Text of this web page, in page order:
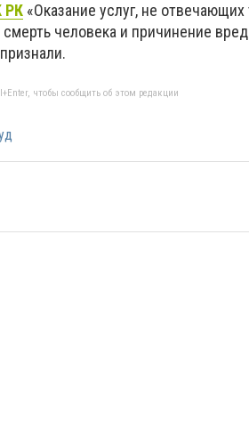
РК «Оказание услуг, не
человека и причинение
чтобы сообщить об этом редакции